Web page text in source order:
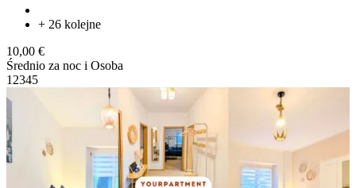
+ 26 kolejne
10,00 €
Średnio za noc i Osoba
1 2345